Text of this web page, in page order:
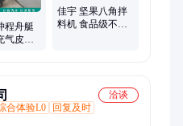
程舟艇
气皮划
佳宇 坚果八角拌
料机 食品级不锈
洽谈
合体验L0
回复及时